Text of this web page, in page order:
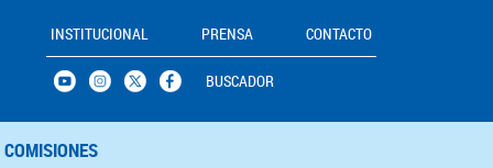
INSTITUCIONAL PRENSA CONTACTO
BUSCADOR
COMISIONES